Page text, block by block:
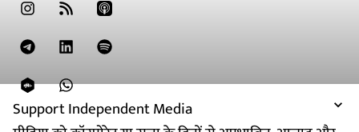
Support Independent Media